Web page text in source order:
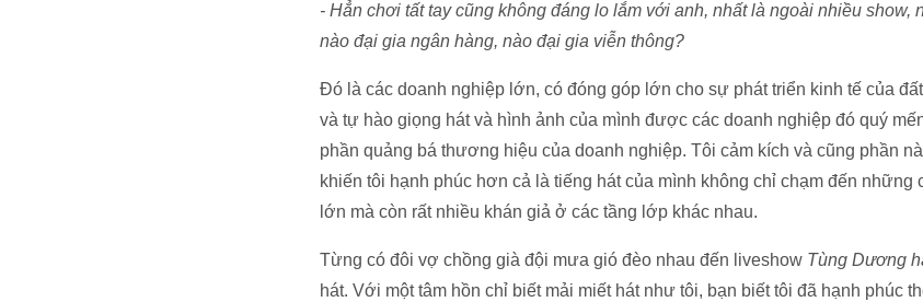
- Hẳn chơi tất tay cũng không đáng lo lắm với anh, nhất là ngoài nhiều show,
nào đại gia ngân hàng, nào đại gia viễn thông?
Đó là các doanh nghiệp lớn, có đóng góp lớn cho sự phát triển kinh tế của
và tự hào giọng hát và hình ảnh của mình được các doanh nghiệp đó quý
phần quảng bá thương hiệu của doanh nghiệp. Tôi cảm kích và cũng phần
khiến tôi hạnh phúc hơn cả là tiếng hát của mình không chỉ chạm đến những
lớn mà còn rất nhiều khán giả ở các tầng lớp khác nhau.
Từng có đôi vợ chồng già đội mưa gió đèo nhau đến liveshow Tùng Dương
hát. Với một tâm hồn chỉ biết mải miết hát như tôi, bạn biết tôi đã hạnh phúc